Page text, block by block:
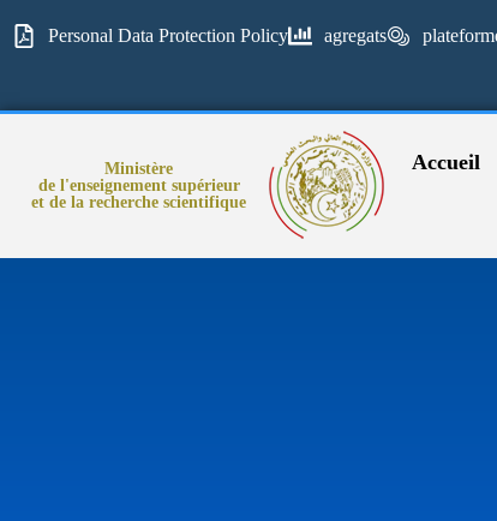
Personal Data Protection Policy agregats
Ministère
de l'enseignement supérieur
et de la recherche scientifique
Accueil